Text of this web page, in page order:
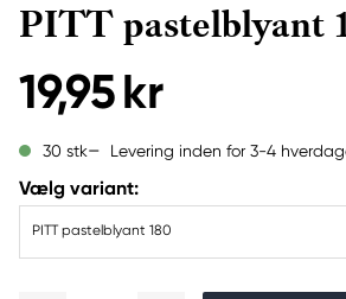
PITT pastelblyant
19,95 kr
30 stk Levering inden for 3-4
Vælg variant:
PITT pastelblyant 180